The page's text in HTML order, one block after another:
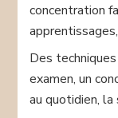
concentration
Des
examen, un
au quotidien,